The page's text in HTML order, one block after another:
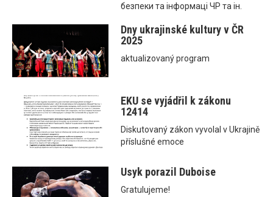
безпеки та інформаці ЧР та ін.
Dny ukrajinské kultury v ČR
2025
aktualizovaný program
EKU se vyjádřil k zákonu
12414
Diskutovaný zákon vyvolal v Ukrajině
příslušné emoce
Usyk porazil Duboise
Gratulujeme!